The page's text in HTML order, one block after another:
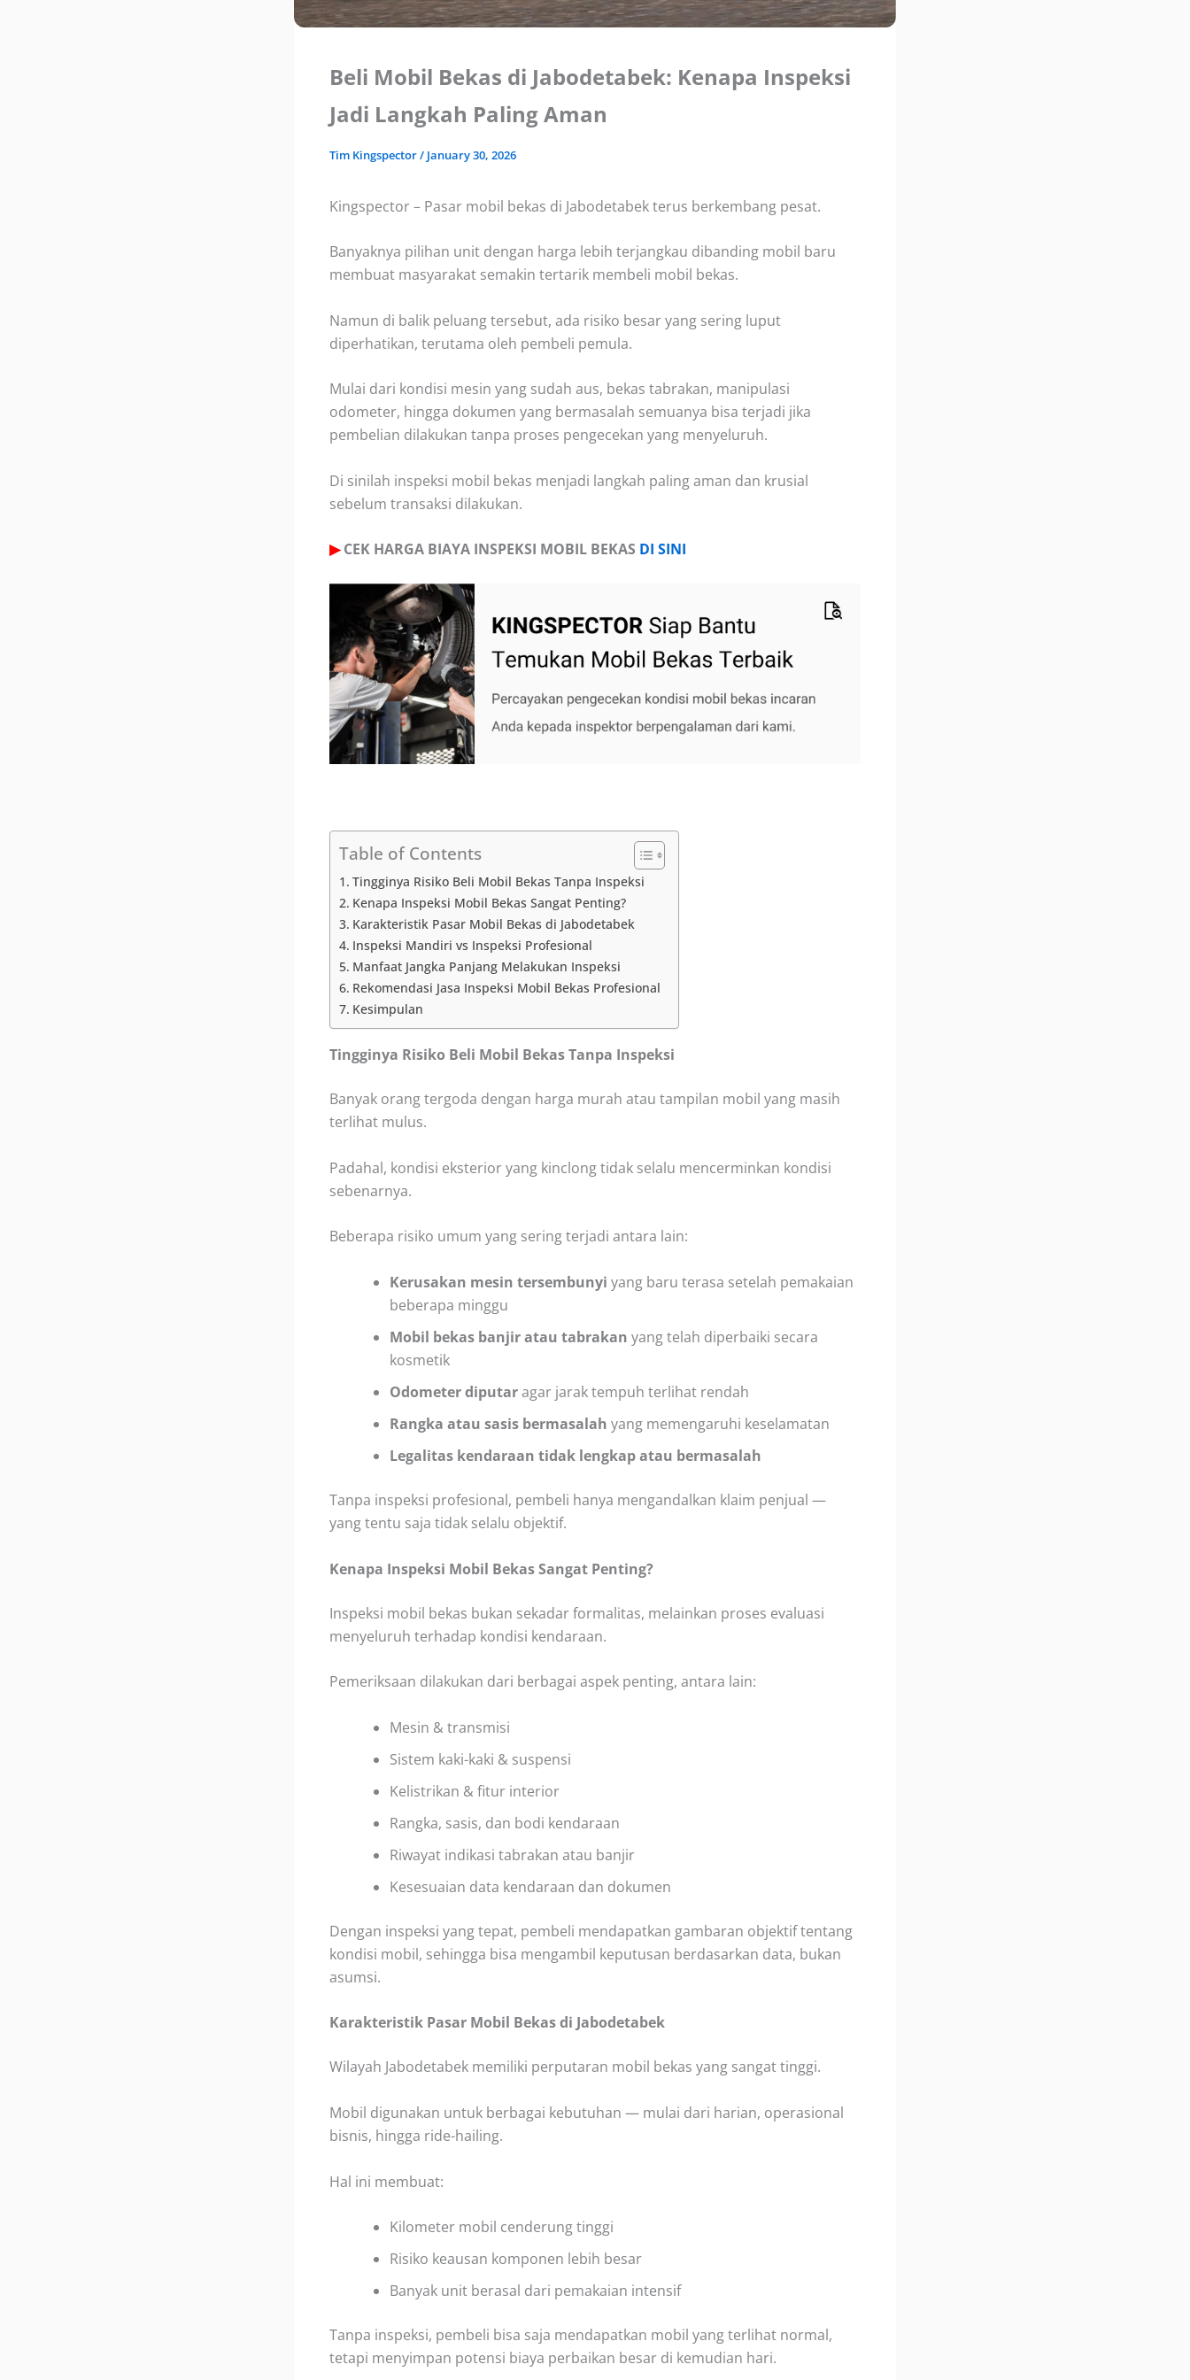
Beli Mobil Bekas di Jabodetabek: Kenapa Inspeksi
Jadi Langkah Paling Aman
Tim Kingspector/ January 30, 2026
Kingspector – Pasar mobil bekas di Jabodetabek terus berkembang pesat.
Banyaknya pilihan unit dengan harga lebih terjangkau dibanding mobil baru
membuat masyarakat semakin tertarik membeli mobil bekas.
Namun di balik peluang tersebut, ada risiko besar yang sering luput
diperhatikan, terutama oleh pembeli pemula.
Mulai dari kondisi mesin yang sudah aus, bekas tabrakan, manipulasi
odometer, hingga dokumen yang bermasalah semuanya bisa terjadi jika
pembelian dilakukan tanpa proses pengecekan yang menyeluruh.
Di sinilah inspeksi mobil bekas menjadi langkah paling aman dan krusial
sebelum transaksi dilakukan.
▶CEK HARGA BIAYA INSPEKSI MOBIL BEKAS DI SINI
Table of Contents
Tingginya Risiko Beli Mobil Bekas Tanpa Inspeksi
Kenapa Inspeksi Mobil Bekas Sangat Penting?
Karakteristik Pasar Mobil Bekas di Jabodetabek
Inspeksi Mandiri vs Inspeksi Profesional
Manfaat Jangka Panjang Melakukan Inspeksi
Rekomendasi Jasa Inspeksi Mobil Bekas Profesional
Kesimpulan
Tingginya Risiko Beli Mobil Bekas Tanpa Inspeksi
Banyak orang tergoda dengan harga murah atau tampilan mobil yang masih
terlihat mulus.
Padahal, kondisi eksterior yang kinclong tidak selalu mencerminkan kondisi
sebenarnya.
Beberapa risiko umum yang sering terjadi antara lain:
Kerusakan mesin tersembunyi yang baru terasa setelah pemakaian
beberapa minggu
Mobil bekas banjir atau tabrakan yang telah diperbaiki secara
kosmetik
Odometer diputaragar jarak tempuh terlihat rendah
Rangka atau sasis bermasalah yang memengaruhi keselamatan
Legalitas kendaraan tidak lengkap atau bermasalah
Tanpa inspeksi profesional, pembeli hanya mengandalkan klaim penjual —
yang tentu saja tidak selalu objektif.
Kenapa Inspeksi Mobil Bekas Sangat Penting?
Inspeksi mobil bekas bukan sekadar formalitas, melainkan proses evaluasi
menyeluruh terhadap kondisi kendaraan.
Pemeriksaan dilakukan dari berbagai aspek penting, antara lain:
Mesin & transmisi
Sistem kaki-kaki & suspensi
Kelistrikan & fitur interior
Rangka, sasis, dan bodi kendaraan
Riwayat indikasi tabrakan atau banjir
Kesesuaian data kendaraan dan dokumen
Dengan inspeksi yang tepat, pembeli mendapatkan gambaran objektif tentang
kondisi mobil, sehingga bisa mengambil keputusan berdasarkan data, bukan
asumsi.
Karakteristik Pasar Mobil Bekas di Jabodetabek
Wilayah Jabodetabek memiliki perputaran mobil bekas yang sangat tinggi.
Mobil digunakan untuk berbagai kebutuhan — mulai dari harian, operasional
bisnis, hingga ride-hailing.
Hal ini membuat:
Kilometer mobil cenderung tinggi
Risiko keausan komponen lebih besar
Banyak unit berasal dari pemakaian intensif
Tanpa inspeksi, pembeli bisa saja mendapatkan mobil yang terlihat normal,
tetapi menyimpan potensi biaya perbaikan besar di kemudian hari.